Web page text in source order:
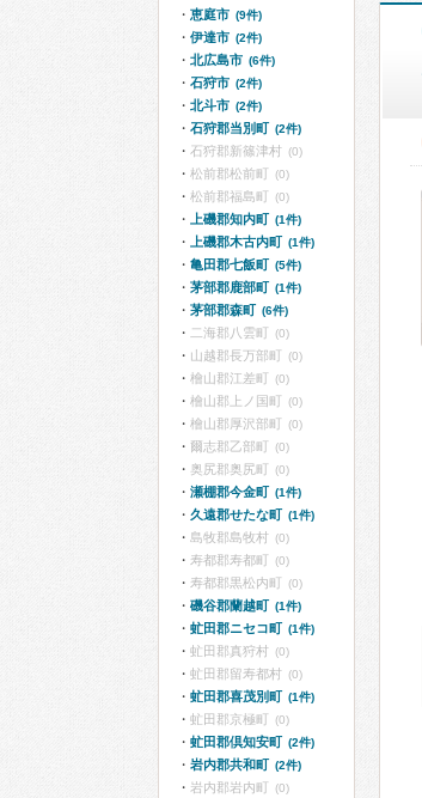
恵庭市 (9件)
伊達市 (2件)
北広島市 (6件)
石狩市 (2件)
北斗市 (2件)
石狩郡当別町 (2件)
石狩郡新篠津村 (0)
松前郡松前町 (0)
松前郡福島町 (0)
上磯郡知内町 (1件)
上磯郡木古内町 (1件)
亀田郡七飯町 (5件)
茅部郡鹿部町 (1件)
茅部郡森町 (6件)
二海郡八雲町 (0)
山越郡長万部町 (0)
檜山郡江差町 (0)
檜山郡上ノ国町 (0)
檜山郡厚沢部町 (0)
爾志郡乙部町 (0)
奥尻郡奥尻町 (0)
瀬棚郡今金町 (1件)
久遠郡せたな町 (1件)
島牧郡島牧村 (0)
寿都郡寿都町 (0)
寿都郡黒松内町 (0)
磯谷郡蘭越町 (1件)
虻田郡ニセコ町 (1件)
虻田郡真狩村 (0)
虻田郡留寿都村 (0)
虻田郡喜茂別町 (1件)
虻田郡京極町 (0)
虻田郡倶知安町 (2件)
岩内郡共和町 (2件)
岩内郡岩内町 (0)